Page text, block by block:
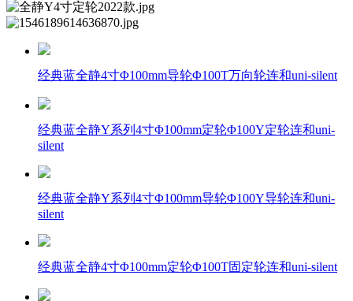
经典蓝全静4寸Φ100mm导轮Φ100T万向轮连和uni-silent
经典蓝全静Y系列4寸Φ100mm定轮Φ100Y定轮连和uni-
silent
经典蓝全静Y系列4寸Φ100mm导轮Φ100Y导轮连和uni-
silent
经典蓝全静4寸Φ100mm定轮Φ100T固定轮连和uni-silent